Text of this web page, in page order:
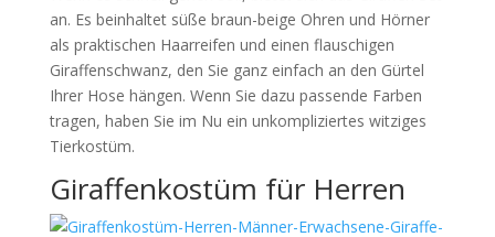
an. Es beinhaltet süße braun-beige Ohren und Hörner
als praktischen Haarreifen und einen flauschigen
Giraffenschwanz, den Sie ganz einfach an den Gürtel
Ihrer Hose hängen. Wenn Sie dazu passende Farben
tragen, haben Sie im Nu ein unkompliziertes witziges
Tierkostüm.
Giraffenkostüm für Herren